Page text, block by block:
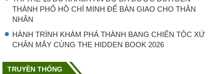
THÀNH PHỐ HỒ CHÍ MINH ĐỂ BÀN GIAO CHO THÂN
NHÂN
HÀNH TRÌNH KHÁM PHÁ THÀNH BANG CHIẾN TỘC XỨ
CHÂN MÂY CÙNG THE HIDDEN BOOK 2026
TRUYỀN THỐNG